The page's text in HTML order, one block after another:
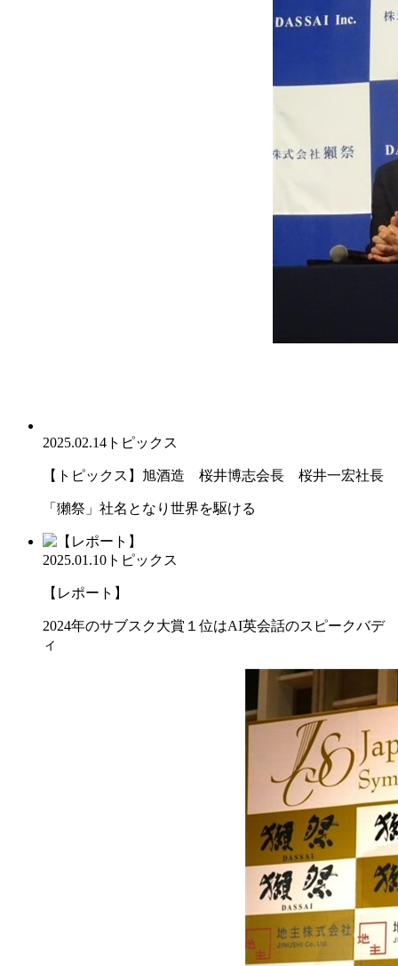
2025.02.14 トピックス
【トピックス】旭酒造 桜井博志会長 桜井一宏社長
「獺祭」社名となり世界を駆ける
2025.01.10 トピックス
【レポート】
2024年のサブスク大賞１位はAI英会話のスピークバデ
ィ